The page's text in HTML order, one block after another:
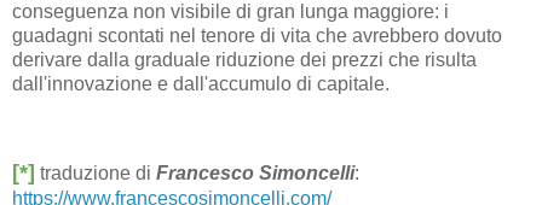
conseguenza non visibile di gran lunga maggiore: i
guadagni scontati nel tenore di vita che avrebbero dovuto
derivare dalla graduale riduzione dei prezzi che risulta
dall'innovazione e dall'accumulo di capitale.
[*] traduzione di Francesco Simoncelli:
https://www.francescosimoncelli.com/